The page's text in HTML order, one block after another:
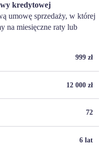
kredytowej
umowę sprzedaży, w której
na miesięczne raty lub
999 zł
12 000 zł
72
6 lat